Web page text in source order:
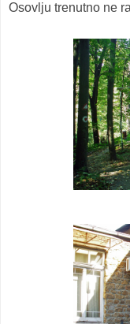
Osovlju trenutno ne